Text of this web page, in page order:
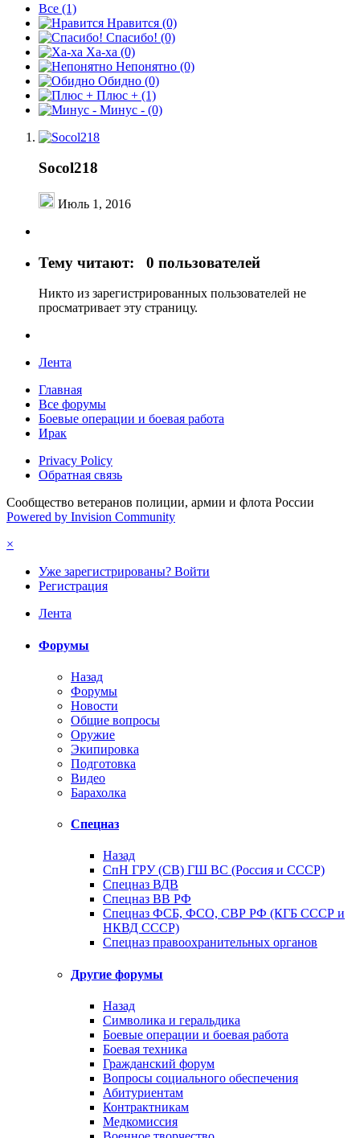
Все (1)
Нравится (0)
Спасибо! (0)
Ха-ха (0)
Непонятно (0)
Обидно (0)
Плюс + (1)
Минус - (0)
Socol218
Июль 1, 2016
Тему читают: 0 пользователей
Никто из зарегистрированных пользователей не
просматривает эту страницу.
Лента
Главная
Все форумы
Боевые операции и боевая работа
Ирак
Privacy Policy
Обратная связь
Сообщество ветеранов полиции, армии и флота России
Powered by Invision Community
×
Уже зарегистрированы? Войти
Регистрация
Лента
Форумы
Назад
Форумы
Новости
Общие вопросы
Оружие
Экипировка
Подготовка
Видео
Барахолка
Спецназ
Назад
СпН ГРУ (СВ) ГШ ВС (Россия и СССР)
Спецназ ВДВ
Спецназ ВВ РФ
Спецназ ФСБ, ФСО, СВР РФ (КГБ СССР и
НКВД СССР)
Спецназ правоохранительных органов
Другие форумы
Назад
Символика и геральдика
Боевые операции и боевая работа
Боевая техника
Гражданский форум
Вопросы социального обеспечения
Абитуриентам
Контрактникам
Медкомиссия